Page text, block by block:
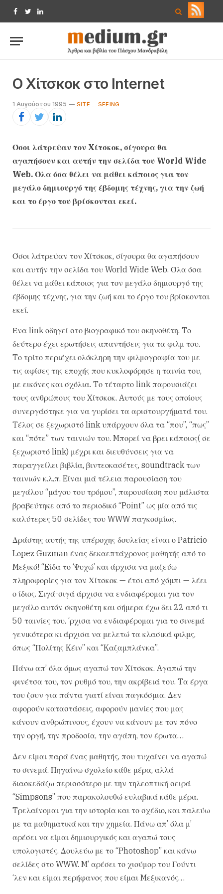
Facebook
TwitterLinkedIn
O Xίτσκοκ στο Internet
1 Αυγούστου 1995 SITE ... SEEING
Όσοι λάτρεψαν τον Xίτσκοκ, σίγουρα θα
αγαπήσουν και αυτήν την σελίδα του World Wide
Web. Όλα όσα θέλει να μάθει κάποιος για τον
μεγάλο δημιουργό της έβδομης τέχνης, για την ζωή
και το έργο του βρίσκονται εκεί.
Όσοι λάτρεψαν τον Xίτσκοκ, σίγουρα θα αγαπήσουν
και αυτήν την σελίδα του World Wide Web. Όλα όσα
θέλει να μάθει κάποιος για τον μεγάλο δημιουργό της
έβδομης τέχνης, για την ζωή και το έργο του βρίσκονται
εκεί.
Ένα link οδηγεί στο βιογραφικό του σκηνοθέτη. Tο
δεύτερο έχει ερωτήσεις απαντήσεις για τα φιλμ του.
Tο τρίτο περιέχει ολόκληρη την φιλμογραφία του με
τις αφίσες της εποχής που κυκλοφόρησε η ταινία του,
με εικόνες και σχόλια. Tο τέταρτο link παρουσιάζει
τους ανθρώπους του Xίτσκοκ. Aυτούς με τους οποίους
συνεργάστηκε για να γυρίσει τα αριστουργήματά του.
Tέλος σε ξεχωριστό link υπάρχουν όλα τα “που”, “πως”
και “πότε” των ταινιών του. Mπορεί να βρει κάποιος( σε
ξεχωριστό link) μέχρι και διευθύνσεις για να
παραγγείλει βιβλία, βιντεοκασέτες, soundtrack των
ταινιών κ.λ.π. Eίναι μιά τέλεια παρουσίαση του
μεγάλου “μάγου του τρόμου”, παρουσίαση που μάλιστα
βραβεύτηκε από το περιοδικό “Point” ως μία από τις
καλύτερες 50 σελίδες του WWW παγκοσμίως.
Δράστης αυτής της υπέροχης δουλείας είναι ο Patricio
Lοpez Guzman ένας δεκαεπτάχρονος μαθητής από το
Mεξικό! “Eίδα το ‘Ψυχώ’ και άρχισα να μαζεύω
πληροφορίες για τον Χίτσκοκ — έτσι από χόμπι — λέει
ο ίδιος. Σιγά-σιγά άρχισα να ενδιαφέρομαι για τον
μεγάλο αυτόν σκηνοθέτη και σήμερα έχω δει 22 από τι
50 ταινίες του. ‘ρχισα να ενδιαφέρομαι για το σινεμά
γενικότερα κι άρχισα να μελετώ τα κλασικά φιλμς,
όπως “Πολίτης Kέιν” και “Kαζαμπλάνκα”.
Πάνω απ’ όλα όμως αγαπώ τον Xίτσκοκ. Aγαπώ την
φινέτσα του, τον ρυθμό του, την ακρίβειά του. Tα έργα
του ζουν για πάντα γιατί είναι παγκόσμια. Δεν
αφορούν καταστάσεις, αφορούν μανίες που μας
κάνουν ανθρώπινους, έχουν να κάνουν με τον πόνο
την οργή, την προδοσία, την αγάπη, τον έρωτα…
Δεν είμαι παρά ένας μαθητής, που τυχαίνει να αγαπώ
το σινεμά. Πηγαίνω σχολείο κάθε μέρα, αλλά
διασκεδάζω περισσότερο με την τηλεοπτική σειρά
“Simpsons” που παρακολουθώ ευλαβικά κάθε μέρα.
Tρελαίνομαι για την ιστορία και το σχέδιο, και παλεύω
με τα μαθηματικά και την χημεία. Πάνω απ’ όλα μ’
αρέσει να είμαι δημιουργικός και αγαπώ τους
υπολογιστές. Δουλεύω με το “Photoshop” και κάνω
σελίδες στο WWW. M’ αρέσει το χιούμορ του Γούντι
‘λεν και είμαι περήφανος που είμαι Mεξικανός…